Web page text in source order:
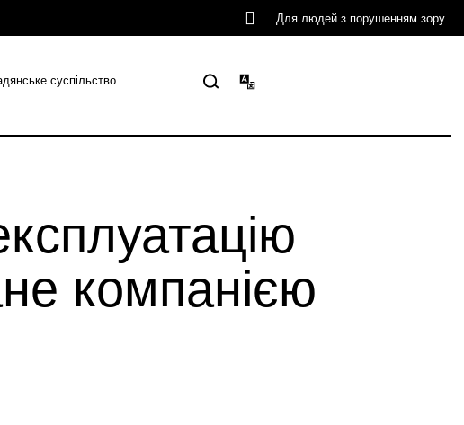
Для людей з порушенням зору
суспільство
компанією